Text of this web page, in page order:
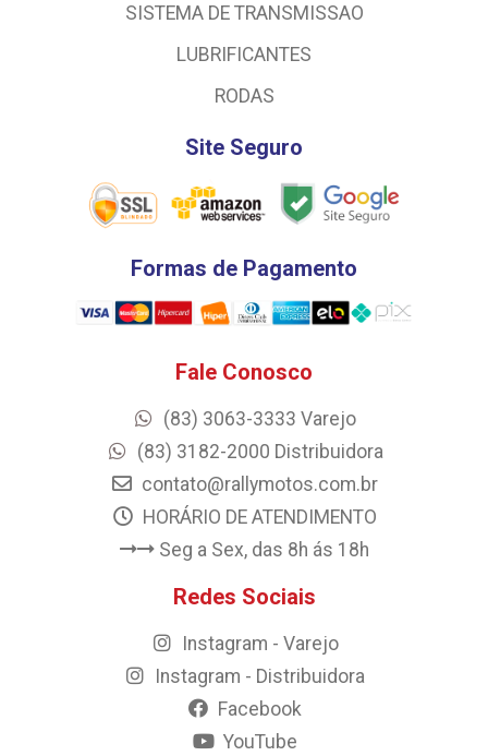
SISTEMA DE TRANSMISSAO
LUBRIFICANTES
RODAS
Site Seguro
Formas de Pagamento
Fale Conosco
(83) 3063-3333 Varejo
(83) 3182-2000 Distribuidora
contato@rallymotos.com.br
HORÁRIO DE ATENDIMENTO
Seg a Sex, das 8h ás 18h
Redes Sociais
Instagram - Varejo
Instagram - Distribuidora
Facebook
YouTube